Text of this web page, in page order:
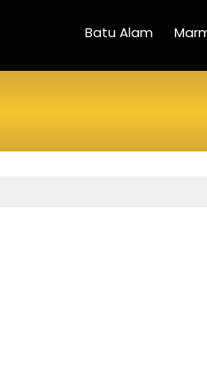
Batu Alam